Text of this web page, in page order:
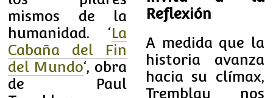
mismos de la
humanidad. ‘La
Cabaña del Fin
del Mundo‘, obra
de Paul
Reflexión
A medida que la
historia avanza
hacia su clímax,
Tremblay nos